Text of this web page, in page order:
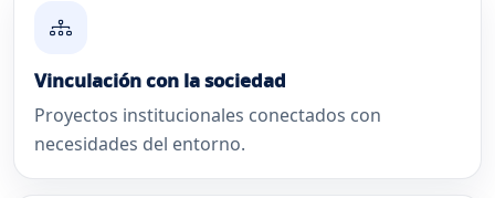
Vinculación con la sociedad
Proyectos institucionales conectados con
necesidades del entorno.